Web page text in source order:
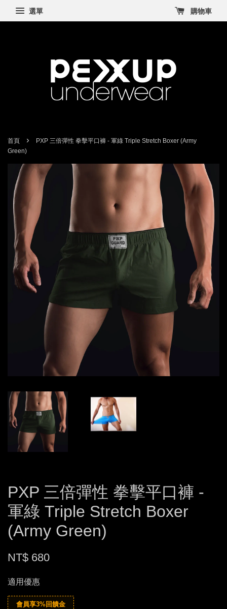
選單 購物車
首頁 ›
PXP 三倍彈性 拳擊平口褲 - 軍綠 Triple Stretch Boxer (Army
Green)
PXP 三倍彈性 拳擊平口褲 -
軍綠 Triple Stretch Boxer
(Army Green)
NT$ 680
適用優惠
會員享3%回饋金